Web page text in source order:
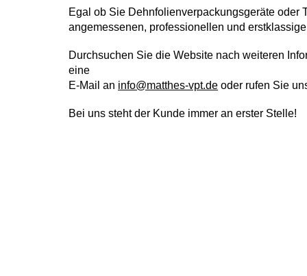
Egal ob Sie Dehnfolienverpackungsgeräte oder
angemessenen, professionellen und
Durchsuchen Sie die Website nach weiteren
eine
E-Mail an info@matthes-vpt.de oder rufen Sie
Bei uns steht der Kunde immer an erster Stelle!